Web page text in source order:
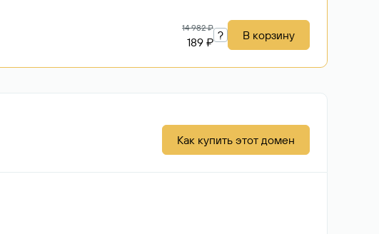
14 982 ₽
189 ₽ ? В корзину
Как купить этот домен